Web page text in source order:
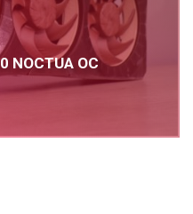
NOCTUA OC